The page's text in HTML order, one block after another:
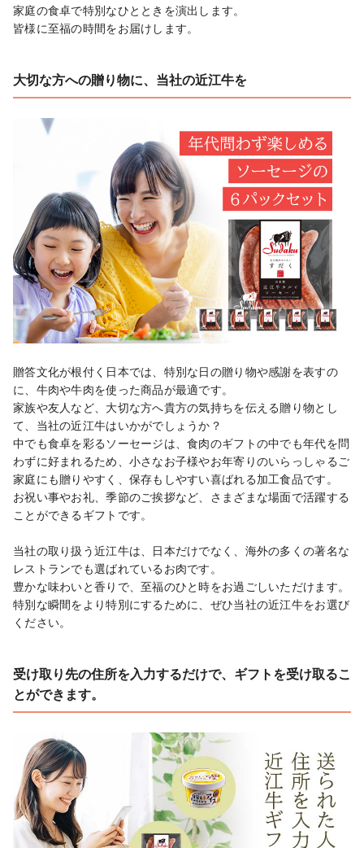
家庭の食卓で特別なひとときを演出します。
皆様に至福の時間をお届けします。
大切な方への贈り物に、当社の近江牛を
贈答文化が根付く日本では、特別な日の贈り物や感謝を表すの
に、牛肉や牛肉を使った商品が最適です。
家族や友人など、大切な方へ貴方の気持ちを伝える贈り物とし
て、当社の近江牛はいかがでしょうか？
中でも食卓を彩るソーセージは、食肉のギフトの中でも年代を問
わずに好まれるため、小さなお子様やお年寄りのいらっしゃるご
家庭にも贈りやすく、保存もしやすい喜ばれる加工食品です。
お祝い事やお礼、季節のご挨拶など、さまざまな場面で活躍する
ことができるギフトです。
当社の取り扱う近江牛は、日本だけでなく、海外の多くの著名な
レストランでも選ばれているお肉です。
豊かな味わいと香りで、至福のひと時をお過ごしいただけます。
特別な瞬間をより特別にするために、ぜひ当社の近江牛をお選び
ください。
受け取り先の住所を入力するだけで、ギフトを受け取るこ
とができます。